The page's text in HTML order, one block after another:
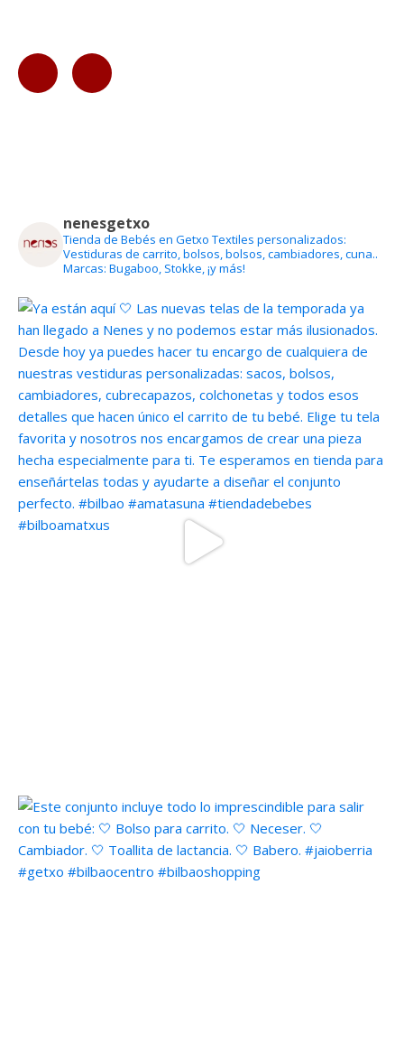
nenesgetxo
Tienda de Bebés en Getxo Textiles personalizados:
Vestiduras de carrito, bolsos, bolsos, cambiadores, cuna..
Marcas: Bugaboo, Stokke, ¡y más!